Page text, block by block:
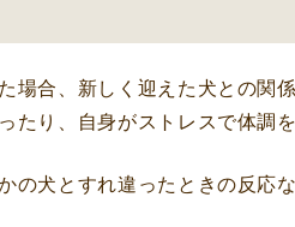
場合、新しく迎えた犬との関
たり、自身がストレスで体調を
の犬とすれ違ったときの反応